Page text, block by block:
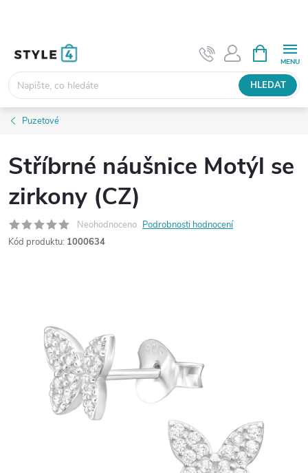
HLEDAT
NÁKUPNÍ
KOŠÍK
Puzetové
Stříbrné náušnice Motýl se
zirkony (CZ)
Neohodnoceno Podrobnosti hodnocení
Kód produktu: 1000634